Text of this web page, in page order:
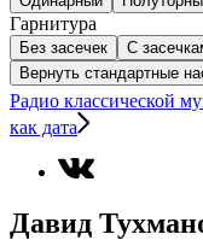
Гарнитура
Без засечек
С
Вернуть стандартные
Радио классической
как дата
Давид